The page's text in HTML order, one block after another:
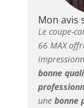
Mon avis
Le coupe-
66 MAX
bonne
une bonne